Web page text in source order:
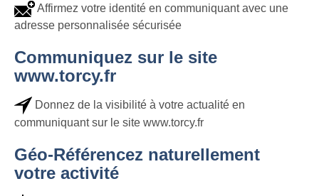
Affirmez votre identité en communiquant avec une
adresse personnalisée sécurisée
Communiquez sur le site
www.torcy.fr
Donnez de la visibilité à votre actualité en
communiquant sur le site www.torcy.fr
Géo-Référencez naturellement
votre activité